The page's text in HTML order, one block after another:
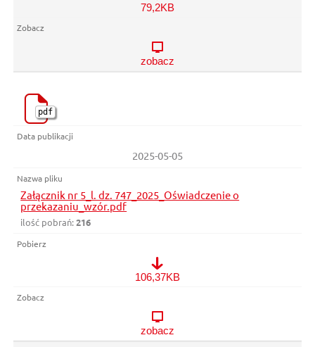
Załącznik nr 4_l. dz. 747_2025_Informacja na temat
79,2KB
zobacz
pdf
2025-05-05
Załącznik nr 5_l. dz. 747_2025_Oświadczenie o
przekazaniu_wzór.pdf
ilość pobrań:216
Załącznik nr 5_l. dz. 747_2025_Oświadczenie o
106,37KB
zobacz